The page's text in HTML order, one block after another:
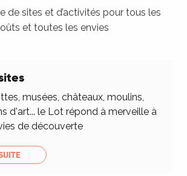
de sites et d’activités pour tous les
et toutes les envies
musées, châteaux, moulins,
d'art... le Lot répond à merveille à
de découverte